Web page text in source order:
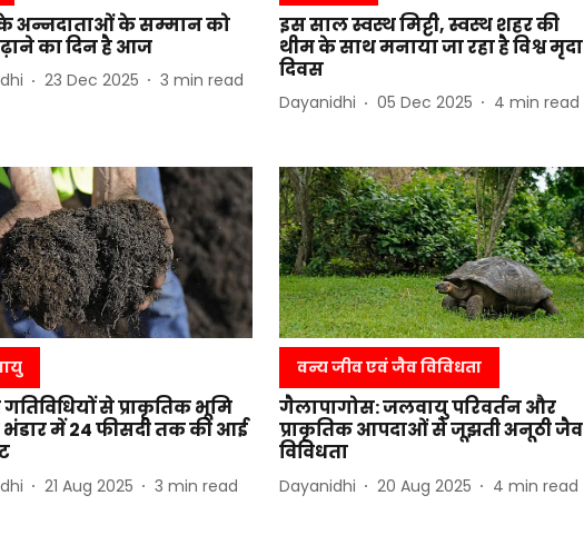
अन्नदाताओं के सम्मान को
का दिन है आज
23 Dec 2025 3 min read
इस साल स्वस्थ मिट्टी, स्वस्थ शहर की
थीम के साथ मनाया जा रहा है विश्व मृदा
दिवस
Dayanidhi 05 Dec 2025 4 min read
से प्राकृतिक भूमि
भंडार में 24 फीसदी तक की आई
21 Aug 2025 3 min read
वन्य जीव एवं जैव विविधता
गैलापागोस: जलवायु परिवर्तन और
प्राकृतिक आपदाओं से जूझती अनूठी जैव
विविधता
Dayanidhi 20 Aug 2025 4 min read